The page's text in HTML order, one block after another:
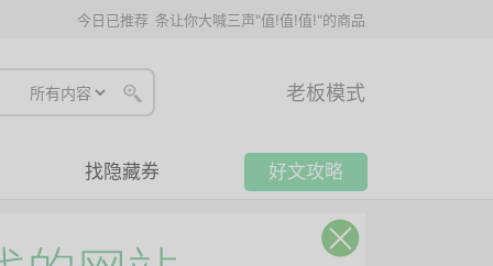
今日已推荐 条让你大喊三声"值!值!值!"的商品
老板模式
找隐藏券 好文攻略